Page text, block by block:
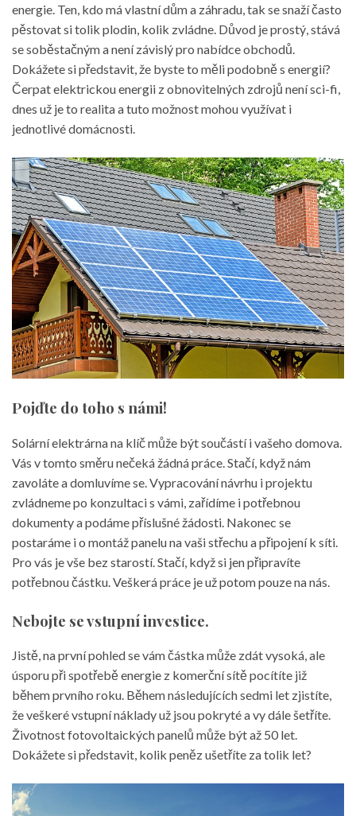
energie. Ten, kdo má vlastní dům a záhradu, tak se snaží často
pěstovat si tolik plodin, kolik zvládne. Důvod je prostý, stává
se soběstačným a není závislý pro nabídce obchodů.
Dokážete si představit, že byste to měli podobně s energií?
Čerpat elektrickou energii z obnovitelných zdrojů není sci-fi,
dnes už je to realita a tuto možnost mohou využívat i
jednotlivé domácnosti.
Pojďte do toho s námi!
Solární elektrárna na klíčmůže být součástí i vašeho domova.
Vás v tomto směru nečeká žádná práce. Stačí, když nám
zavoláte a domluvíme se. Vypracování návrhu i projektu
zvládneme po konzultaci s vámi, zařídíme i potřebnou
dokumenty a podáme příslušné žádosti. Nakonec se
postaráme i o montáž panelu na vaši střechu a připojení k síti.
Pro vás je vše bez starostí. Stačí, když si jen připravíte
potřebnou částku. Veškerá práce je už potom pouze na nás.
Nebojte se vstupní investice.
Jistě, na první pohled se vám částka může zdát vysoká, ale
úsporu při spotřebě energie z komerční sítě pocítíte již
během prvního roku. Během následujících sedmi let zjistíte,
že veškeré vstupní náklady už jsou pokryté a vy dále šetříte.
Životnost fotovoltaických panelů může být až 50 let.
Dokážete si představit, kolik peněz ušetříte za tolik let?